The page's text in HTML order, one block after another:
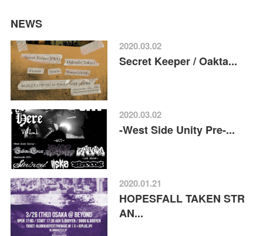
NEWS
2020.03.02
Secret Keeper / Oakta...
2020.03.02
-West Side Unity Pre-...
2020.01.21
HOPESFALL TAKEN STR
AN...